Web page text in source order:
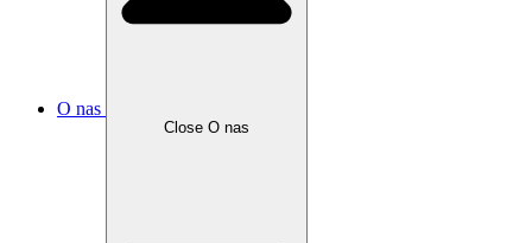
O nas
Close O nas